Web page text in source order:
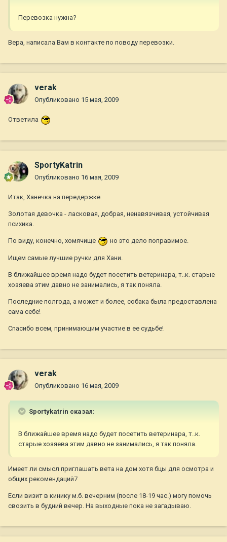
Перевозка нужна?
Вера, написала Вам в контакте по поводу перевозки.
verak
Опубликовано 15 мая, 2009
Ответила
SportyKatrin
Опубликовано 16 мая, 2009
Итак, Ханечка на передержке.
Золотая девочка - ласковая, добрая, ненавязчивая, устойчивая
психика.
По виду, конечно, хомячище но это дело поправимое.
Ищем самые лучшие ручки для Хани.
В ближайшее время надо будет посетить ветеринара, т..к. старые
хозяева этим давно не занимались, я так поняла.
Последние полгода, а может и более, собака была предоставлена
сама себе!
Спасибо всем, принимающим участие в ее судьбе!
verak
Опубликовано 16 мая, 2009
Sportykatrin сказал:
В ближайшее время надо будет посетить ветеринара, т..к.
старые хозяева этим давно не занимались, я так поняла.
Имеет ли смысл приглашать вета на дом хотя бцы для осмотра и
общих рекомендаций7
Если визит в кинику м.б. вечерним (после 18-19 час.) могу помочь
свозить в будний вечер. На выходные пока не загадываю.